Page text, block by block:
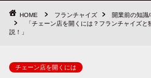
HOME フランチャイズ 開業前の知識
「チェーン店を開くには？フランチャイズ
説！」
チェーン店を開くには